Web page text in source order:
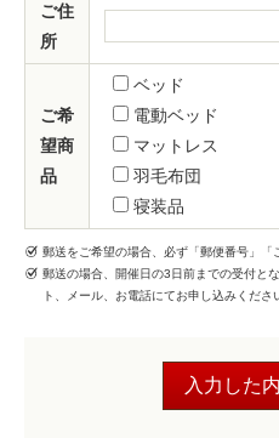
ご住
所
ご希
望商
品
ベッド
電動ベッド
マットレス
羽毛布団
寝装品
郵送をご希望の場合、必ず「郵便番号」「
郵送の場合、開催日の3日前までの受付と
ト、メール、お電話にてお申し込みくださ